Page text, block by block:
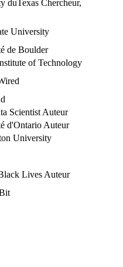
duTexas Chercheur,
University
de Boulder
of Technology
Scientist Auteur
d'Ontario Auteur
University
Lives Auteur